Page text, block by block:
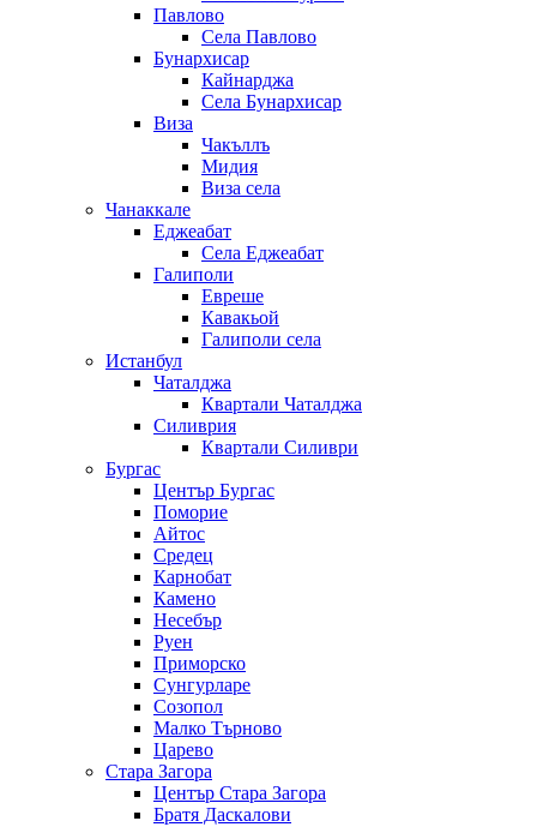
Павлово
Села Павлово
Бунархисар
Кайнарджа
Села Бунархисар
Виза
Чакъллъ
Мидия
Виза села
Чанаккале
Еджеабат
Села Еджеабат
Галиполи
Евреше
Кавакьой
Галиполи села
Истанбул
Чаталджа
Квартали Чаталджа
Силиврия
Квартали Силиври
Бургас
Център Бургас
Поморие
Айтос
Средец
Карнобат
Камено
Несебър
Руен
Приморско
Сунгурларе
Созопол
Малко Търново
Царево
Стара Загора
Център Стара Загора
Братя Даскалови